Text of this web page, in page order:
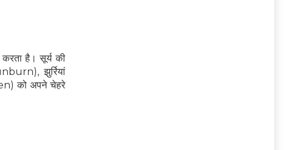
है। सूर्य की
झुर्रियां
को अपने चेहरे